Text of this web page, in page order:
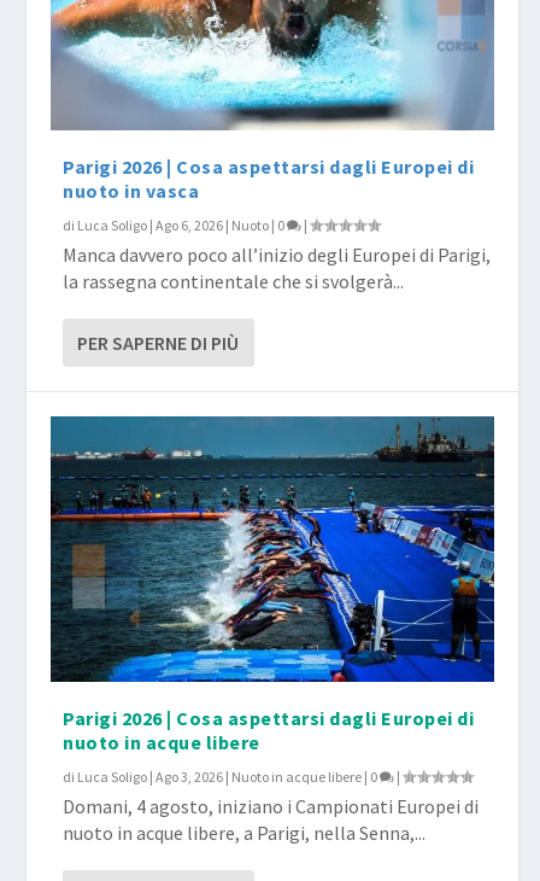
Parigi 2026 | Cosa aspettarsi dagli Europei di
nuoto in vasca
di Luca Soligo |Ago 6, 2026 | Nuoto | 0 |
Manca davvero poco all’inizio degli Europei di Parigi,
la rassegna continentale che si svolgerà...
PER SAPERNE DI PIÙ
Parigi 2026 | Cosa aspettarsi dagli Europei di
nuoto in acque libere
di Luca Soligo |Ago 3, 2026 | Nuoto in acque libere | 0 |
Domani, 4 agosto, iniziano i Campionati Europei di
nuoto in acque libere, a Parigi, nella Senna,...